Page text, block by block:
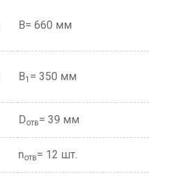
В= 660 мм
В1 = 350 мм
Dотв= 39 мм
nотв= 12 шт.